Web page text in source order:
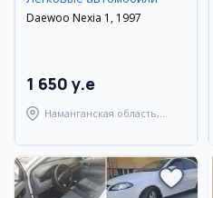
Daewoo Nexia 1, 1997
1 650 y.e
Наманганская область,